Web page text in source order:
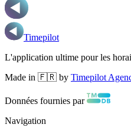
Timepilot
L'application ultime pour les
Made in 🇫🇷 by Timepilot
Données fournies par
Navigation